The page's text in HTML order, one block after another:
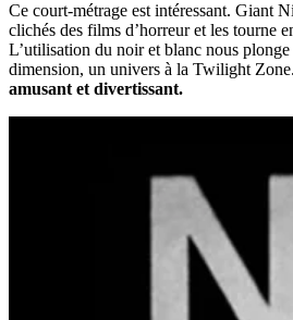
Ce court-métrage est intéressant. Giant
clichés des films d’horreur et les tourne
L’utilisation du noir et blanc nous
dimension, un univers à la Twilight
amusant et divertissant.